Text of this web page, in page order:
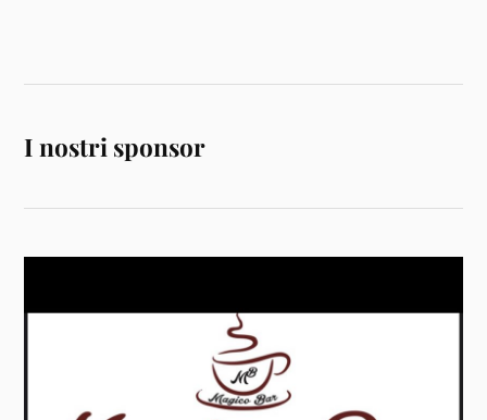
I nostri sponsor